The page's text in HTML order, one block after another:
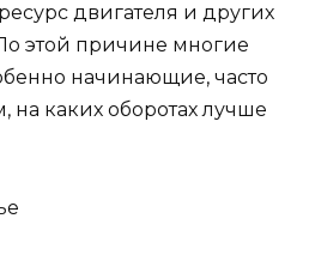
двигателя и других
этой причине многие
начинающие, часто
на каких оборотах лучше